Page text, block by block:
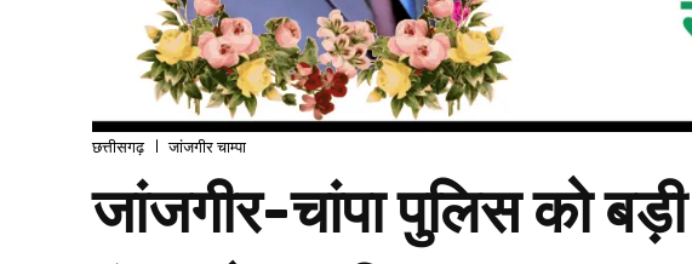
छत्तीसगढ़ जांजगीर चाम्पा
जांजगीर-चांपा पुलिस को